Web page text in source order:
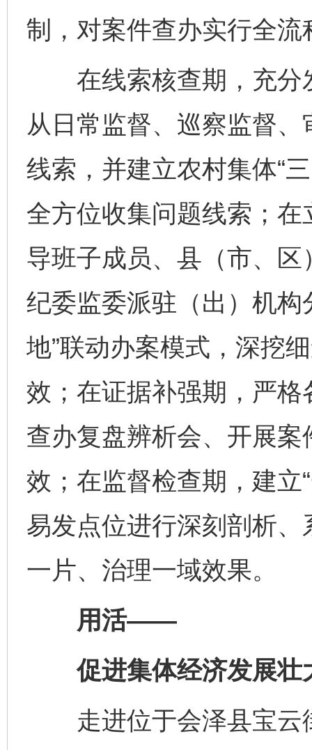
制，对案件查办实行全流
在线索核查期，充分
从日常监督、巡察监督
线索，并建立农村集体“
全方位收集问题线索；
导班子成员、县（市、
纪委监委派驻（出）机构
地”联动办案模式，深挖
效；在证据补强期，严
查办复盘辨析会、开展
效；在监督检查期，建立
易发点位进行深刻剖析
一片、治理一域效果。
用活——
促进集体经济发展壮
走进位于会泽县宝云